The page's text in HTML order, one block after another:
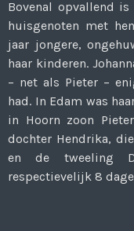
Bovenal opvallend
huisgenoten met
jaar jongere,
haar kinderen.
– net als Pieter –
had. In Edam was
in Hoorn zoon
dochter Hendrika,
en de tweeling
respectievelijk 8